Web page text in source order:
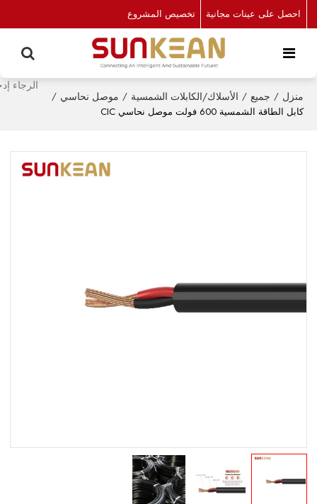
احصل على عينات مجانية تخصيص المشروع
منزل / جميع / الأسلاك/الكابلات الشمسية / موصل نحاسي /
كابل الطاقة الشمسية 600 فولت موصل نحاسي CIC